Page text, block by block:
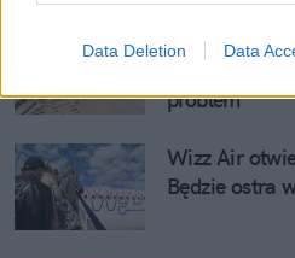
Data Deletion Data
Prawie 200
problem
Wizz Air
Będzie ostra